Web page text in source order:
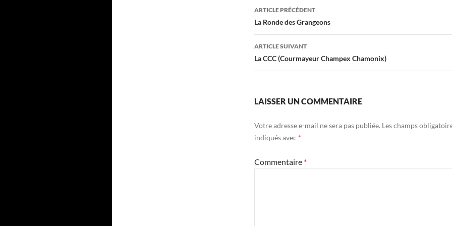
Navigation
des
articles
ARTICLE PRÉCÉDENT
La Ronde des Grangeons
ARTICLE SUIVANT
La CCC (Courmayeur Champex Chamonix)
LAISSER UN COMMENTAIRE
Votre adresse e-mail ne sera pas publiée. Les champs
indiqués avec *
Commentaire *